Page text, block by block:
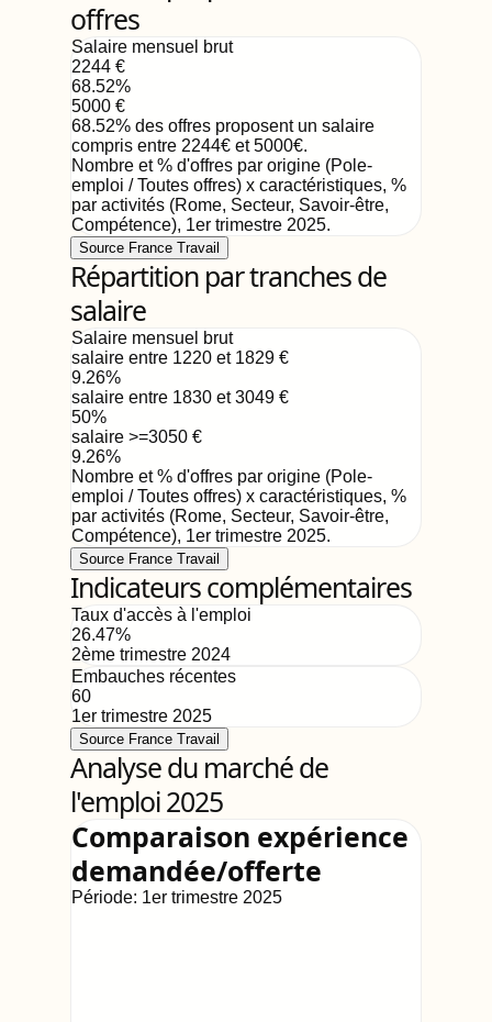
offres
Salaire mensuel brut
2244 €
68.52%
5000 €
68.52% des offres proposent un salaire
compris entre 2244€ et5000€.
Nombre et % d'offres par origine (Pole-
emploi / Toutes offres) x caractéristiques, %
par activités (Rome, Secteur, Savoir-être,
Compétence), 1er trimestre 2025.
Source France Travail
Répartition par tranches de
salaire
Salaire mensuel brut
salaire entre 1220 et 1829 €
9.26%
salaire entre 1830 et 3049 €
50%
salaire >=3050 €
9.26%
Nombre et % d'offres par origine (Pole-
emploi / Toutes offres) x caractéristiques, %
par activités (Rome, Secteur, Savoir-être,
Compétence), 1er trimestre 2025.
Source France Travail
Indicateurs complémentaires
Taux d'accès à l'emploi
26.47%
2ème trimestre 2024
Embauches récentes
60
1er trimestre 2025
Source France Travail
Analyse du marché de
l'emploi 2025
Comparaison expérience
demandée/offerte
Période: 1er trimestre 2025